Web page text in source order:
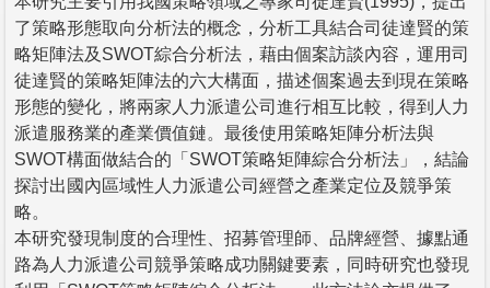
了策略形態取向分析法的概念，分析工具結合司徒達賢的策
略矩陣法及SWOT綜合分析法，藉由個案訪談內容，運用司
徒達賢的策略矩陣法的六大構面，描述個案過去到現在策略
形態的變化，將兩家人力派遣公司進行相互比較，得到人力
派遣服務業的產業價值鏈。最後使用策略矩陣分析法與
SWOT構面做結合的「SWOT策略矩陣綜合分析法」，結論
探討出國內區域性人力派遣公司經營之產業定位及競爭策
略。
本研究發現制度的合理性、招募管理師、品牌經營、據點通
路為人力派遣公司競爭策略成功關鍵要素，同時研究也發現